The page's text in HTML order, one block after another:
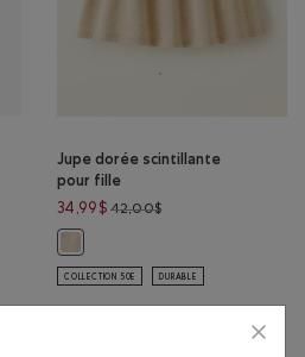
à 59,99$
Jupe dorée scintillante
pour fille
34,99$ 42,00$Prix réduit de
COLLECTION 50E DURABLE